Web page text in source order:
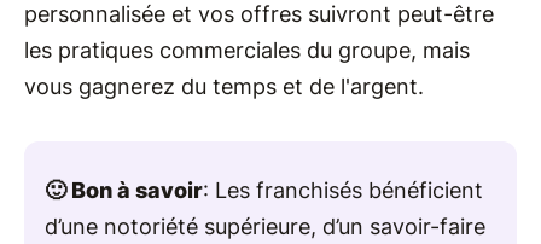
personnalisée et vos offres suivront peut-être
les pratiques commerciales du groupe, mais
vous gagnerez du temps et de l'argent.
🙂 Bon à savoir: Les franchisés bénéficient
d’une notoriété supérieure, d’un savoir-faire